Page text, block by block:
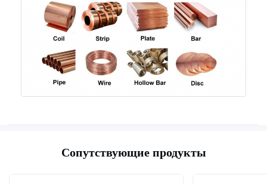
Сопутствующие продукты